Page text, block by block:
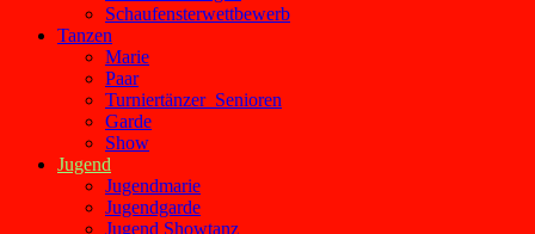
Schaufensterwettbewerb
Tanzen
Marie
Paar
Turniertänzer_Senioren
Garde
Show
Jugend
Jugendmarie
Jugendgarde
Jugend Showtanz